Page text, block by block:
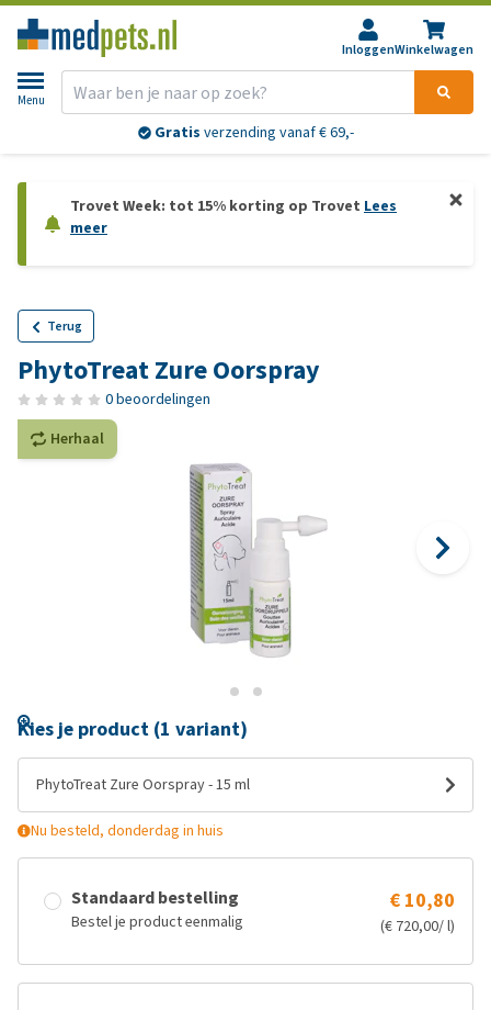
InloggenWinkelwagen
Menu
Gratis verzending vanaf € 69,-
Trovet Week: tot 15% korting op Trovet Lees
meer
Terug
PhytoTreat Zure Oorspray
0 beoordelingen
Herhaal
Kies je product (1 variant)
PhytoTreat Zure Oorspray - 15 ml
Nu besteld, donderdag in huis
Standaard bestelling
Bestel je product eenmalig
€ 10,80
(€ 720,00/ l)